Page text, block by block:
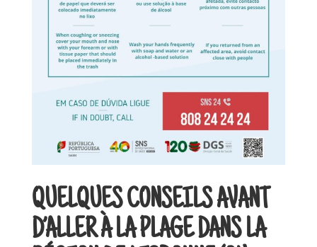
QUELQUES CONSEILS AVANT
D’ALLER À LA PLAGE DANS LA